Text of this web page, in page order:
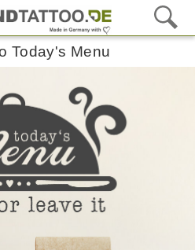
Today's Menu